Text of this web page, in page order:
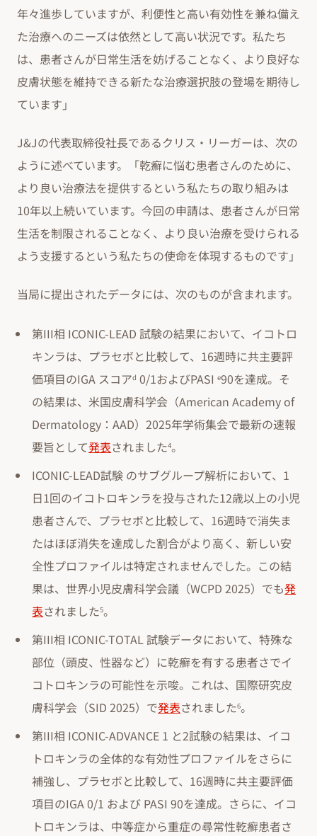
年々進歩していますが、利便性と高い有効性を兼ね備え
た治療へのニーズは依然として高い状況です。私たち
は、患者さんが日常生活を妨げることなく、より良好な
皮膚状態を維持できる新たな治療選択肢の登場を期待し
ています」
J&Jの代表取締役社長であるクリス・リーガーは、次の
ように述べています。「乾癬に悩む患者さんのために、
より良い治療法を提供するという私たちの取り組みは
10年以上続いています。今回の申請は、患者さんが日常
生活を制限されることなく、より良い治療を受けられる
よう支援するという私たちの使命を体現するものです」
当局に提出されたデータには、次のものが含まれます。
第III相 ICONIC-LEAD 試験の結果において、イコトロ
キンラは、プラセボと比較して、16週時に共主要評
価項目のIGA スコアd 0/1およびPASI e90を達成。そ
の結果は、米国皮膚科学会（American Academy of
Dermatology：AAD）2025年学術集会で最新の速報
要旨として発表されました4。
ICONIC-LEAD試験 のサブグループ解析において、1
日1回のイコトロキンラを投与された12歳以上の小児
患者さんで、プラセボと比較して、16週時で消失ま
たはほぼ消失を達成した割合がより高く、新しい安
全性プロファイルは特定されませんでした。この結
果は、世界小児皮膚科学会議（WCPD 2025）でも発
表されました5。
第III相 ICONIC-TOTAL 試験データにおいて、特殊な
部位（頭皮、性器など）に乾癬を有する患者さでイ
コトロキンラの可能性を示唆。これは、国際研究皮
膚科学会（SID 2025）で発表されました6。
第III相 ICONIC-ADVANCE 1 と2試験の結果は、イコ
トロキンラの全体的な有効性プロファイルをさらに
補強し、プラセボと比較して、16週時に共主要評価
項目のIGA 0/1 および PASI 90を達成。さらに、イコ
トロキンラは、中等症から重症の尋常性乾癬患者さ